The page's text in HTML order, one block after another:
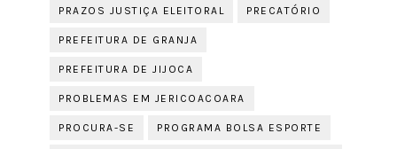
PRAZOS JUSTIÇA ELEITORAL PRECATÓRIO
PREFEITURA DE GRANJA
PREFEITURA DE JIJOCA
PROBLEMAS EM JERICOACOARA
PROCURA-SE PROGRAMA BOLSA ESPORTE